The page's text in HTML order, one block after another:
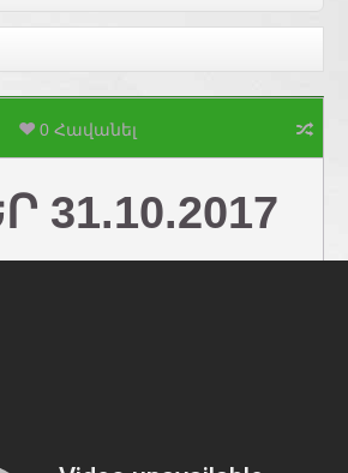
0 Հավանել
31.10.2017